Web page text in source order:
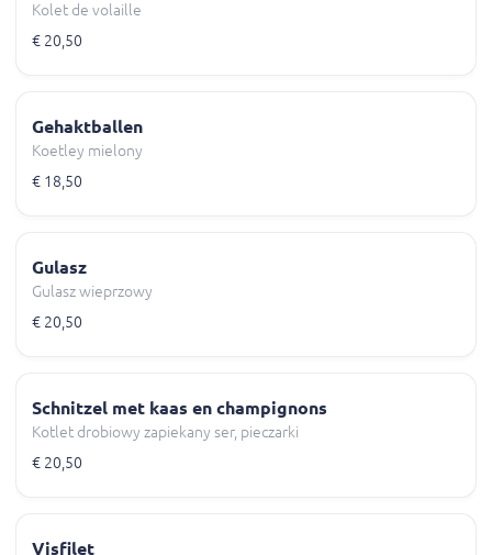
Kolet de volaille
€ 20,50
Gehaktballen
Koetley mielony
€ 18,50
Gulasz
Gulasz wieprzowy
€ 20,50
Schnitzel met kaas en champignons
Kotlet drobiowy zapiekany ser, pieczarki
€ 20,50
Visfilet